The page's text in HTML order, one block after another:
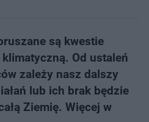
są kwestie
Od ustaleń
zależy nasz dalszy
lub ich brak będzie
Ziemię. Więcej w